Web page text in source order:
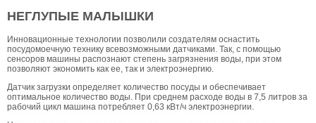
НЕГЛУПЫЕ МАЛЫШКИ
Инновационные технологии позволили создателям оснастить
посудомоечную технику всевозможными датчиками. Так, с помощью
сенсоров машины распознают степень загрязнения воды, при этом
позволяют экономить как ее, так и электроэнергию.
Датчик загрузки определяет количество посуды и обеспечивает
оптимальное количество воды. При среднем расходе воды в 7,5 литров за
рабочий цикл машина потребляет 0,63 кВт/ч электроэнергии.